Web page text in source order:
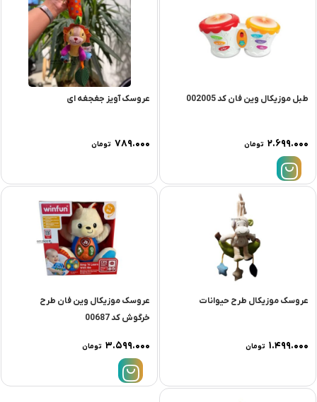
طبل موزیکال وین فان کد 002005
۲.۶۹۹.۰۰۰ تومان
عروسک آویز جغجغه ای
۷۸۹.۰۰۰ تومان
عروسک موزیکال طرح حیوانات
۱.۴۹۹.۰۰۰ تومان
عروسک موزیکال وین فان طرح
خرگوش کد 00687
۳.۵۹۹.۰۰۰ تومان